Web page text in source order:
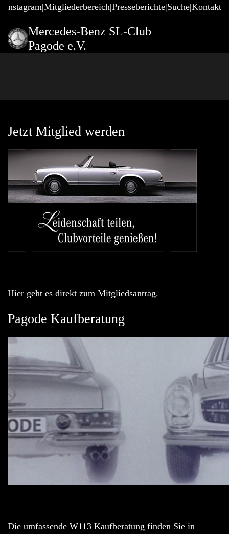
Mitgliederbereich Presseberichte Suche Kontakt
Mercedes-Benz SL-Club
Pagode e.V.
Jetzt Mitglied werden
Hier geht es direkt zum Mitgliedsantrag.
Pagode Kaufberatung
Die umfassende W113 Kaufberatung finden Sie in